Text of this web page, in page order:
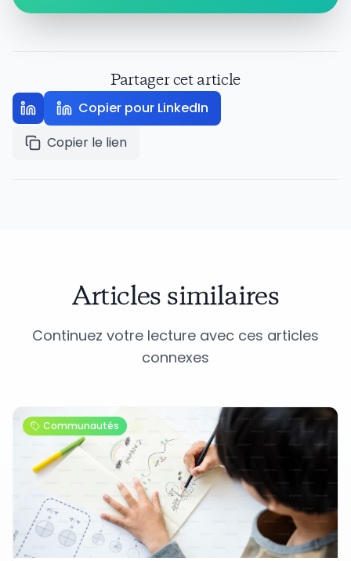
Partager cet article
Copier pour LinkedIn
Copier le lien
Articles similaires
Continuez votre lecture avec ces articles
connexes
Communautés